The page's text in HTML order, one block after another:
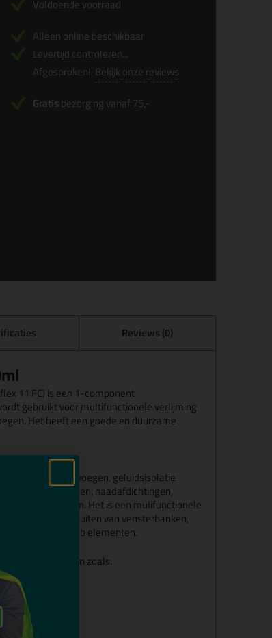
Voldoende voorraad
Alleen online beschikbaar
Levertijd controleren...
Afgesproken! Bekijk onze reviews
Gratisbezorging vanaf 75,-
Reviews (0)
11 FC) is een 1-component
gebruikt voor multifunctionele verlijming
Het heeft een goede en duurzame
en verticale voegen, geluidsisolatie
scheidingswanden, naadafdichtingen,
Het is een mulifunctionele
binnen en buiten van vensterbanken,
en prefab elementen.
te verlijmen zoals: